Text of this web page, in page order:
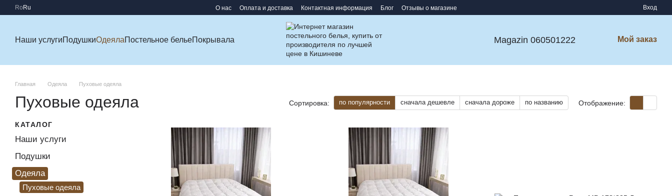
Перейти к основному контенту
Ro Ru О нас Оплата и доставка Контактная информация Блог Отзывы о магазине Вход
Наши услугиПодушкиОдеялаПостельное бельеПокрывала Magazin 060501222 Мой заказ
Главная Одеяла Пуховые одеяла
Пуховые одеяла Сортировка: по популярности сначала дешевле сначала дороже по названию Отображение:
КАТАЛОГ
Наши услуги
Подушки
Одеяла
Пуховые одеяла